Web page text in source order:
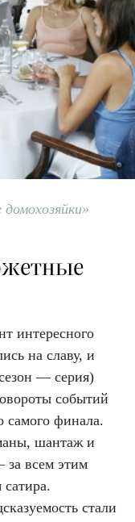
интересного
на славу, и
— серия)
событий
самого финала.
шантаж и
за всем этим
стали